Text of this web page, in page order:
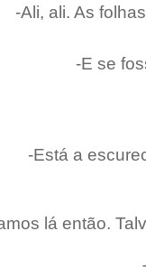
-Ali, ali. As
-E se
-Está a
lá então.